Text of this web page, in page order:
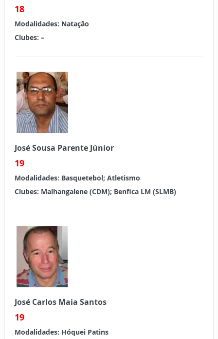
18
Modalidades: Natação
Clubes: –
José Sousa Parente Júnior
19
Modalidades: Basquetebol; Atletismo
Clubes: Malhangalene (CDM); Benfica LM (SLMB)
José Carlos Maia Santos
19
Modalidades: Hóquei Patins